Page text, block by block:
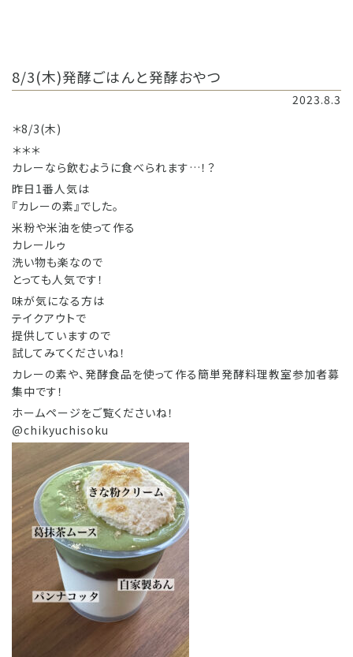
8/3(木)発酵ごはんと発酵おやつ
2023.8.3
＊8/3(木)
＊＊＊
カレーなら飲むように食べられます…！？
昨日1番人気は
『カレーの素』でした。
米粉や米油を使って作る
カレールゥ
洗い物も楽なので
とっても人気です！
味が気になる方は
テイクアウトで
提供していますので
試してみてくださいね！
カレーの素や、発酵食品を使って作る簡単発酵料理教室参加者募
集中です！
ホームページをご覧くださいね！
@chikyuchisoku